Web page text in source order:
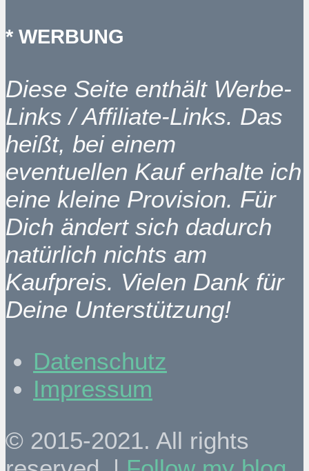
* WERBUNG
Diese Seite enthält Werbe-
Links / Affiliate-Links. Das
heißt, bei einem
eventuellen Kauf erhalte ich
eine kleine Provision. Für
Dich ändert sich dadurch
natürlich nichts am
Kaufpreis. Vielen Dank für
Deine Unterstützung!
Datenschutz
Impressum
© 2015-2021. All rights